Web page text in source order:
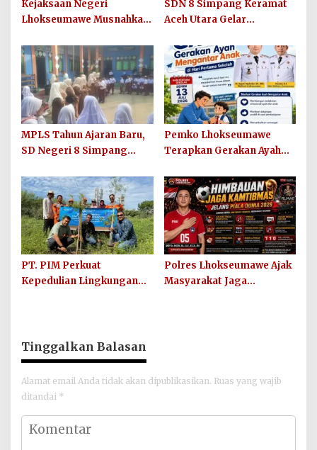
Kejaksaan Negeri
Lhokseumawe Musnahkan
Berkekuatan Hukum Tetap
dan Sosialisasikan Lelang
Barang Rampasan
SDN 8 Simpang Keramat
Aceh Utara Gelar
Tahun Ajaran 2026/2027
MPLS Tahun Ajaran Baru,
SD Negeri 8 Simpang
Sekolah Berkualitas dan
Berkarakter
Pemko Lhokseumawe
Terapkan Gerakan Ayah
Sekolah
PT. PIM Perkuat
Kepedulian Lingkungan
Polres Lhokseumawe Ajak
Masyarakat Jaga
Tinggalkan Balasan
Alamat email Anda tidak akan dipublikasikan. Ruas yang wajib
ditandai *